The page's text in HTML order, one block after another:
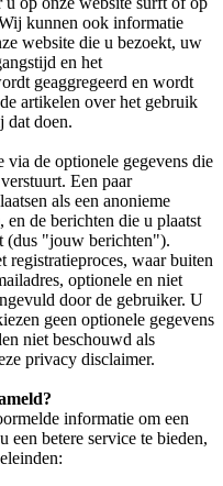
kunnen ook informatie
website die u bezoekt, uw
en het
geaggregeerd en wordt
artikelen over het gebruik
dat doen.
de optionele gegevens die
Een paar
als een anonieme
de berichten die u plaatst
(dus "jouw berichten").
waar buiten
optionele en niet
door de gebruiker. U
geen optionele gegevens
niet beschouwd als
privacy disclaimer.
informatie om een
een betere service te bieden,